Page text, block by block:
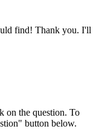
find! Thank you. I'll
on the question. To
button below.